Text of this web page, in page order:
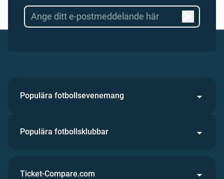
Populära fotbollsevenemang
Populära fotbollsklubbar
Ticket-Compare.com